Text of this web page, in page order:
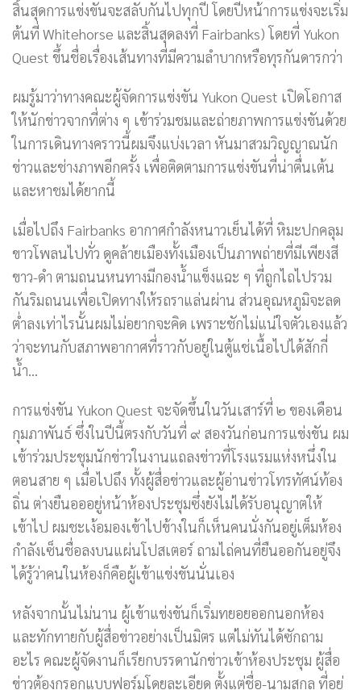
สิ้นสุดการแข่งขันจะสลับกันไปทุกปี โดยปีหน้าการแข่งจะเริ่ม
ต้นที่ Whitehorse และสิ้นสุดลงที่ Fairbanks) โดยที่ Yukon
Quest ขึ้นชื่อเรื่องเส้นทางที่มีความลำบากหรือทุรกันดารกว่า
ผมรู้มาว่าทางคณะผู้จัดการแข่งขัน Yukon Quest เปิดโอกาส
ให้นักข่าวจากที่ต่าง ๆ เข้าร่วมชมและถ่ายภาพการแข่งขันด้วย
ในการเดินทางคราวนี้ผมจึงแบ่งเวลา หันมาสวมวิญญาณนัก
ข่าวและช่างภาพอีกครั้ง เพื่อติดตามการแข่งขันที่น่าตื่นเต้น
และหาชมได้ยากนี้
เมื่อไปถึง Fairbanks อากาศกำลังหนาวเย็นได้ที่ หิมะปกคลุม
ขาวโพลนไปทั่ว ดูคล้ายเมืองทั้งเมืองเป็นภาพถ่ายที่มีเพียงสี
ขาว-ดำ ตามถนนหนทางมีกองน้ำแข็งแฉะ ๆ ที่ถูกไถไปรวม
กันริมถนนเพื่อเปิดทางให้รถราแล่นผ่าน ส่วนอุณหภูมิจะลด
ต่ำลงเท่าไรนั้นผมไม่อยากจะคิด เพราะชักไม่แน่ใจตัวเองแล้ว
ว่าจะทนกับสภาพอากาศที่ราวกับอยู่ในตู้แช่เนื้อไปได้สักกี่
น้ำ…
การแข่งขัน Yukon Quest จะจัดขึ้นในวันเสาร์ที่ ๒ ของเดือน
กุมภาพันธ์ ซึ่งในปีนี้ตรงกับวันที่ ๙ สองวันก่อนการแข่งขัน ผม
เข้าร่วมประชุมนักข่าวในงานแถลงข่าวที่โรงแรมแห่งหนึ่งใน
ตอนสาย ๆ เมื่อไปถึง ทั้งผู้สื่อข่าวและผู้อ่านข่าวโทรทัศน์ท้อง
ถิ่น ต่างยืนอออยู่หน้าห้องประชุมซึ่งยังไม่ได้รับอนุญาตให้
เข้าไป ผมชะเง้อมองเข้าไปข้างในก็เห็นคนนั่งกันอยู่เต็มห้อง
กำลังเซ็นชื่อลงบนแผ่นโปสเตอร์ ถามไถ่คนที่ยืนออกันอยู่จึง
ได้รู้ว่าคนในห้องก็คือผู้เข้าแข่งขันนั่นเอง
หลังจากนั้นไม่นาน ผู้เข้าแข่งขันก็เริ่มทยอยออกนอกห้อง
และทักทายกับผู้สื่อข่าวอย่างเป็นมิตร แต่ไม่ทันได้ซักถาม
อะไร คณะผู้จัดงานก็เรียกบรรดานักข่าวเข้าห้องประชุม ผู้สื่อ
ข่าวต้องกรอกแบบฟอร์มโดยละเอียด ตั้งแต่ชื่อ-นามสกุล ที่อยู่